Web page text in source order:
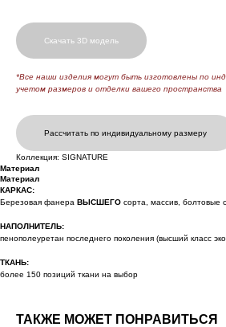
Скачать 3D модель
*Все наши изделия могут быть изготовлены по
учетом размеров и отделки вашего пространства
Рассчитать по индивидуальному размеру
Коллекция: SIGNATURE
Материал
Материал
КАРКАС:
Березовая фанера ВЫСШЕГО сорта, массив, болтовые
НАПОЛНИТЕЛЬ:
пенополеуретан последнего поколения (высший класс
ТКАНЬ:
более 150 позиций ткани на выбор
ТАКЖЕ МОЖЕТ ПОНРАВИТЬСЯ